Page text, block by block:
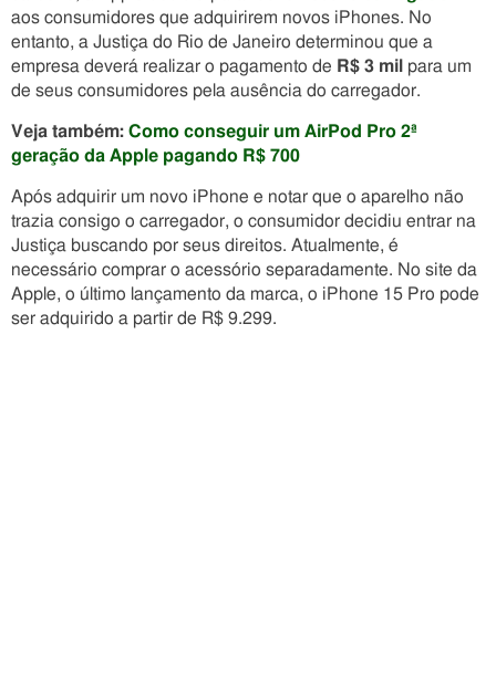
aos consumidores que adquirirem novos iPhones. No
entanto, a Justiça do Rio de Janeiro determinou que a
empresa deverá realizar o pagamento de R$ 3 mil para um
de seus consumidores pela ausência do carregador.
Veja também: Como conseguir um AirPod Pro 2ª
geração da Apple pagando R$ 700
Após adquirir um novo iPhone e notar que o aparelho não
trazia consigo o carregador, o consumidor decidiu entrar na
Justiça buscando por seus direitos. Atualmente, é
necessário comprar o acessório separadamente. No site da
Apple, o último lançamento da marca, o iPhone 15 Pro pode
ser adquirido a partir de R$ 9.299.